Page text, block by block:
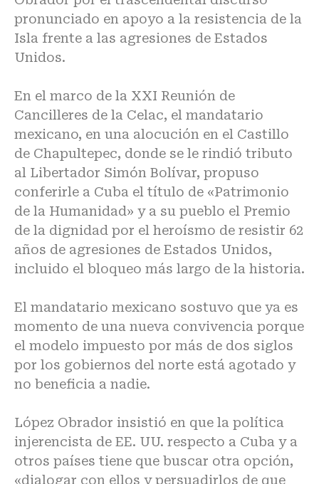
pronunciado en apoyo a la resistencia de la
Isla frente a las agresiones de Estados
Unidos.
En el marco de la XXI Reunión de
Cancilleres de la Celac, el mandatario
mexicano, en una alocución en el Castillo
de Chapultepec, donde se le rindió tributo
al Libertador Simón Bolívar, propuso
conferirle a Cuba el título de «Patrimonio
de la Humanidad» y a su pueblo el Premio
de la dignidad por el heroísmo de resistir 62
años de agresiones de Estados Unidos,
incluido el bloqueo más largo de la historia.
El mandatario mexicano sostuvo que ya es
momento de una nueva convivencia porque
el modelo impuesto por más de dos siglos
por los gobiernos del norte está agotado y
no beneficia a nadie.
López Obrador insistió en que la política
injerencista de EE. UU. respecto a Cuba y a
otros países tiene que buscar otra opción,
«dialogar con ellos y persuadirlos de que